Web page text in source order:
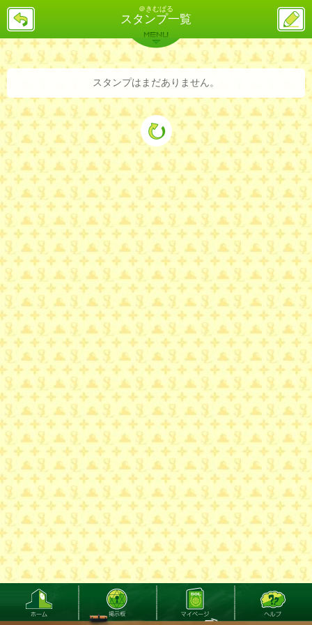
＠きむぱる
スタンプ一覧
戻
ス
投
稿
バックナンバー 詳細検索 ランキング
MENU
スタンプはまだありません。